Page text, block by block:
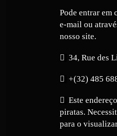
Pode entrar em
e-mail ou
nosso site.
34, Rue des
+(32) 485
Este
piratas.
para o